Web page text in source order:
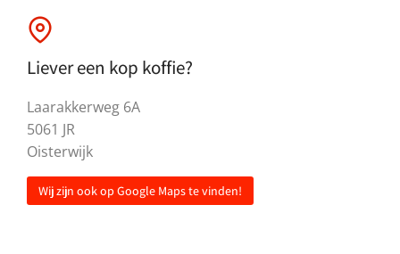
Liever een kop koffie?
Laarakkerweg 6A
5061 JR
Oisterwijk
Wij zijn ook op Google Maps te vinden!